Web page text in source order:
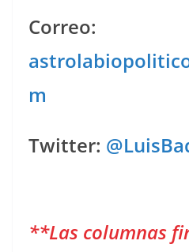
Correo:
m
Twitter:
**Las columnas